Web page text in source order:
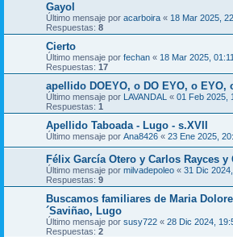
Gayol
Último mensaje por acarboira « 18 Mar 2025,
Respuestas: 8
Cierto
Último mensaje por fechan « 18 Mar 2025, 01:11
Respuestas: 17
apellido DOEYO, o DO EYO, o EYO,
Último mensaje por LAVANDAL « 01 Feb 2025,
Respuestas: 1
Apellido Taboada - Lugo - s.XVII
Último mensaje por Ana8426 « 23 Ene 2025,
Félix García Otero y Carlos Rayces y
Último mensaje por milvadepoleo « 31 Dic
Respuestas: 9
Buscamos familiares de Maria
´Saviñao, Lugo
Último mensaje por susy722 « 28 Dic 2024,
Respuestas: 2